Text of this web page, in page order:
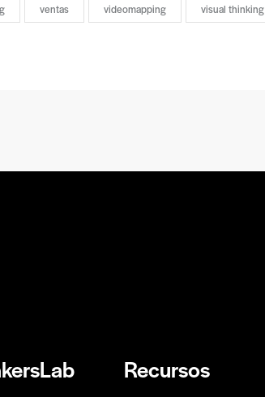
ventas videomapping visual thinking
Recursos